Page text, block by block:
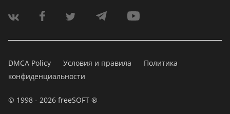
DMCA Policy Условия и правила
Политика
конфиденциальности
© 1998 - 2026 freeSOFT ®